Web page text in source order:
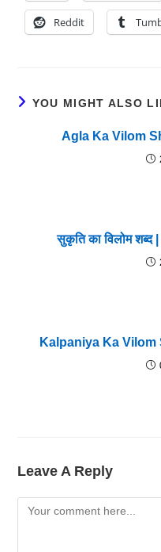
Reddit
YOU MIGHT ALSO
Agla Ka Vilom
सुकृति का विलोम
Kalpaniya Ka Vilom
Leave A Reply
Comment